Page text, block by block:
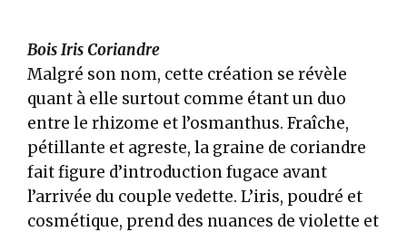
Bois Iris Coriandre
Malgré son nom, cette création se révèle
quant à elle surtout comme étant un duo
entre le rhizome et l’osmanthus. Fraîche,
pétillante et agreste, la graine de coriandre
fait figure d’introduction fugace avant
l’arrivée du couple vedette. L’iris, poudré et
cosmétique, prend des nuances de violette et